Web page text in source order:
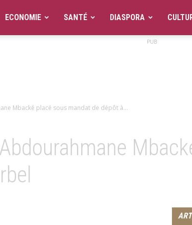
ECONOMIE SANTÉ DIASPORA
PUB
Mbacké placé sous mandat de dépôt à...